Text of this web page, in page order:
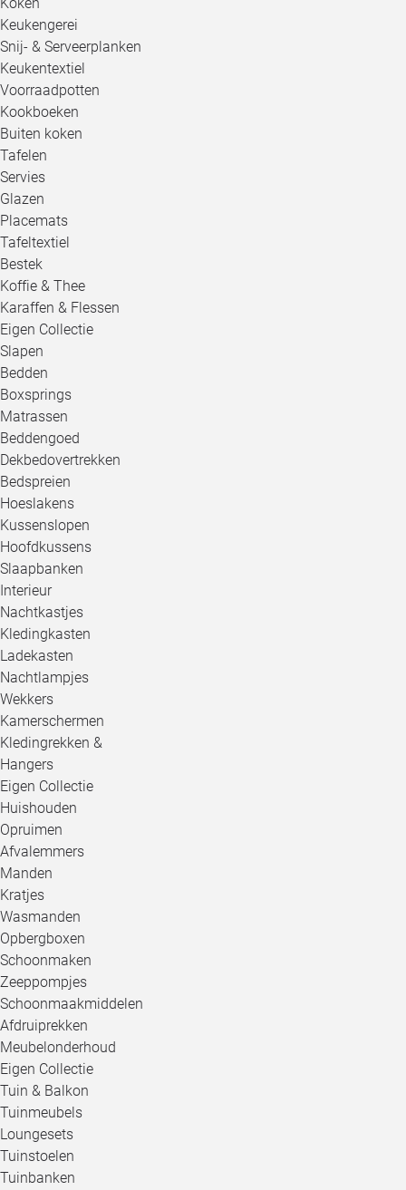
Keukengerei
Snij- & Serveerplanken
Keukentextiel
Voorraadpotten
Kookboeken
Buiten koken
Tafelen
Servies
Glazen
Placemats
Tafeltextiel
Bestek
Koffie & Thee
Karaffen & Flessen
Eigen Collectie
Slapen
Bedden
Boxsprings
Matrassen
Beddengoed
Dekbedovertrekken
Bedspreien
Hoeslakens
Kussenslopen
Hoofdkussens
Slaapbanken
Interieur
Nachtkastjes
Kledingkasten
Ladekasten
Nachtlampjes
Wekkers
Kamerschermen
Kledingrekken &
Hangers
Eigen Collectie
Huishouden
Opruimen
Afvalemmers
Manden
Kratjes
Wasmanden
Opbergboxen
Schoonmaken
Zeeppompjes
Schoonmaakmiddelen
Afdruiprekken
Meubelonderhoud
Eigen Collectie
Tuin & Balkon
Tuinmeubels
Loungesets
Tuinstoelen
Tuinbanken